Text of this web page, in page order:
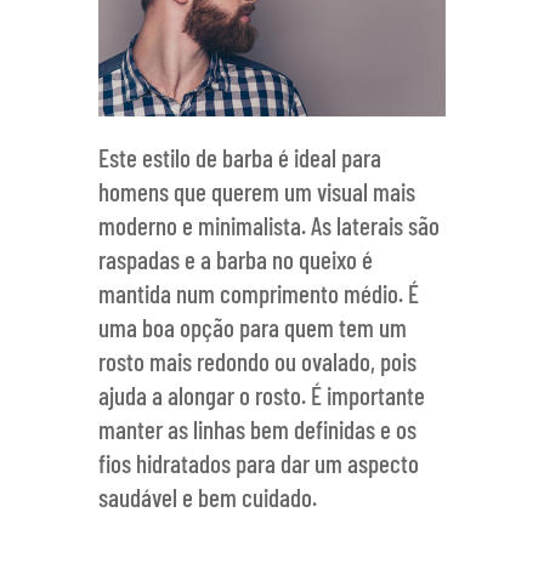
Este estilo de barba é ideal para
homens que querem um visual mais
moderno e minimalista. As laterais são
raspadas e a barba no queixo é
mantida num comprimento médio. É
uma boa opção para quem tem um
rosto mais redondo ou ovalado, pois
ajuda a alongar o rosto. É importante
manter as linhas bem definidas e os
fios hidratados para dar um aspecto
saudável e bem cuidado.